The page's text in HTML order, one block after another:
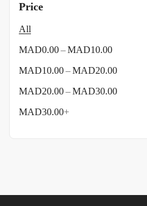
Price
All
MAD0.00–MAD10.00
MAD10.00–MAD20.00
MAD20.00–MAD30.00
MAD30.00+